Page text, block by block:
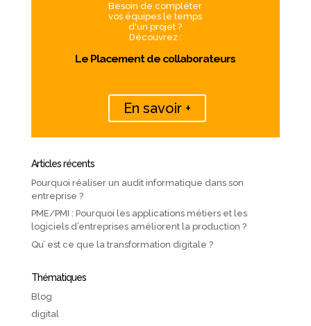
Besoin de compléter
vos équipes le temps
d'un projet ?
Découvrez :
Le Placement de collaborateurs
En savoir +
Articles récents
Pourquoi réaliser un audit informatique dans son
entreprise ?
PME/PMI : Pourquoi les applications métiers et les
logiciels d’entreprises améliorent la production ?
Qu’ est ce que la transformation digitale ?
Thématiques
Blog
digital